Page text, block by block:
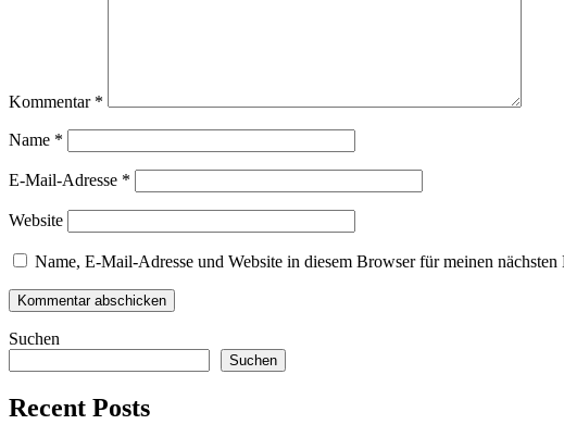
Kommentar *
Name *
E-Mail-Adresse *
Website
Name, E-Mail-Adresse und Website in diesem Browser für meinen nächsten
Suchen
Suchen
Recent Posts